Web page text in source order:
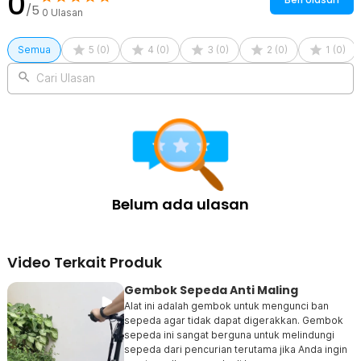
maupun commuting.
Kelengkapan Produk
Rincian yang Anda dapatkan untuk pembelian produk ini:
1 x JINJIAN Kunci Gembok Sepeda U Lock Anti Maling Baja
Karbon Zinc Alloy - GU60
/5 0 Ulasan
Semua 5 (0) 4 (0) 3 (0) 2 (0) 1 (0)
Cari Ulasan
Belum ada ulasan
Video Terkait Produk
Gembok Sepeda Anti Maling
Alat ini adalah gembok untuk mengunci ban
sepeda agar tidak dapat digerakkan. Gembok
sepeda ini sangat berguna untuk melindungi
sepeda dari pencurian terutama jika Anda ingin